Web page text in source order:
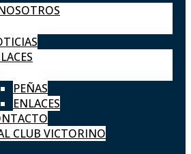
PEÑAS
ENLACES
CLUB VICTORINO